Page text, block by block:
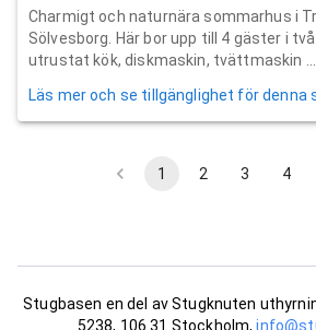
Charmigt och naturnära sommarhus i
Sölvesborg. Här bor upp till 4 gäster i
utrustat kök, diskmaskin, tvättmaskin ...
Läs mer och se tillgänglighet för denna
1 2 3 4
Stugbasen en del av Stugknuten
5238, 106 31 Stockholm,